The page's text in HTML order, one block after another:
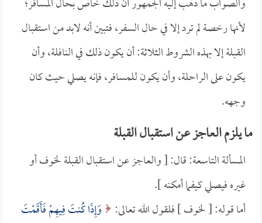
لأنها رخصة لم ترد إلا في حال السفر، فتبين أنه لابد من استقبال
القبلة إلا بهذه الشروط الثلاثة: أن يكون ذلك في النافلة، وأن
يكون على الراحلة، وأن يكون للمسافر، فإنه يصلي حيث كان
وجهه.
ما يلزم العاجز عن استقبال القبلة
المسألة التاسعة: قال: [ والعاجز عن استقبال القبلة لخوف أو
غيره فيصلي كيفما أمكنه ].
أما قوله: [ لخوف ] فلقول الله تعالى:
وَإِذَا كُنتَ فِيهِمْ فَأَقَمْتَ